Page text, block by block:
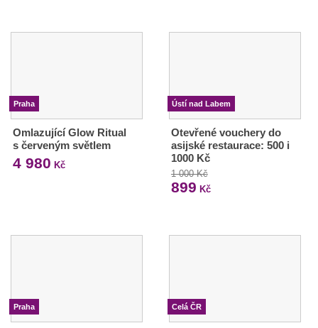
Praha
Omlazující Glow Ritual
s červeným světlem
4 980 Kč
Ústí nad Labem
Otevřené vouchery do
asijské restaurace: 500 i
1000 Kč
1 000 Kč
899 Kč
Praha Celá ČR